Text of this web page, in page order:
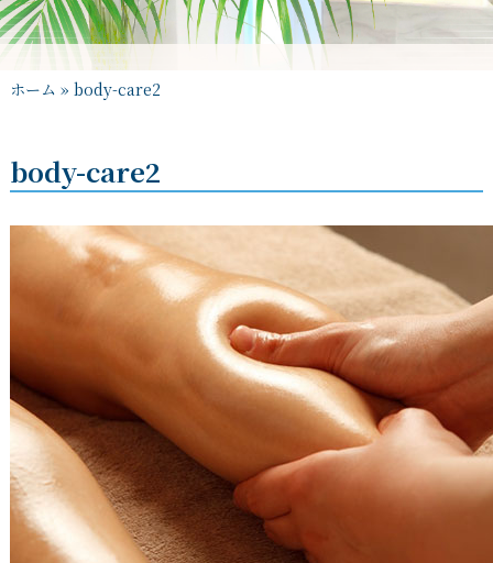
ホーム » body-care2
body-care2